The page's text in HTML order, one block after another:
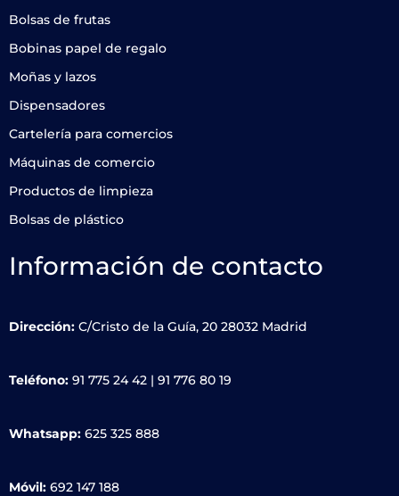
Bolsas de frutas
Bobinas papel de regalo
Moñas y lazos
Dispensadores
Cartelería para comercios
Máquinas de comercio
Productos de limpieza
Bolsas de plástico
Información de contacto
Dirección: C/Cristo de la Guía, 20 28032 Madrid
Teléfono: 91 775 24 42 | 91 776 80 19
Whatsapp: 625 325 888
Móvil: 692 147 188